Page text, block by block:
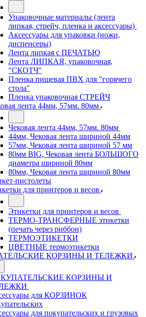
Упаковочные материалы (лента
липкая, стрейч, пленка и аксессуары)
Аксессуары для упаковки (ножи,
диспенсеры)
Лента липкая с ПЕЧАТЬЮ
Лента ЛИПКАЯ, упаковочная,
"СКОТЧ"
Пленка пищевая ПВХ для "горячего
стола"
Пленка упаковочная СТРЕЙЧ
лента 44мм, 57мм. 80мм
Чековая лента 44мм, 57мм. 80мм
44мм, Чековая лента шириной 44мм
57мм, Чековая лента шириной 57 мм
80мм BIG, Чековая лента БОЛЬШОГО
диаметра шириной 80мм
80мм, Чековая лента шириной 80мм
пистолеты
для принтеров и весов
Этикетки для принтеров и весов
ТЕРМО-ТРАНСФЕРНЫЕ этикетки
(печать через риббон)
ТЕРМОЭТИКЕТКИ
ЦВЕТНЫЕ термоэтикетки
КОРЗИНЫ И ТЕЛЕЖКИ
КОРЗИНЫ И
для КОРЗИНОК
для покупательских и грузовых